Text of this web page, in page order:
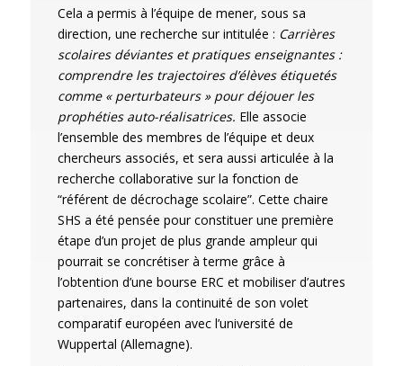
Cela a permis à l’équipe de mener, sous sa
direction, une recherche sur intitulée : Carrières
scolaires déviantes et pratiques enseignantes :
comprendre les trajectoires d’élèves étiquetés
comme « perturbateurs » pour déjouer les
prophéties auto-réalisatrices. Elle associe
l’ensemble des membres de l’équipe et deux
chercheurs associés, et sera aussi articulée à la
recherche collaborative sur la fonction de
“référent de décrochage scolaire”. Cette chaire
SHS a été pensée pour constituer une première
étape d’un projet de plus grande ampleur qui
pourrait se concrétiser à terme grâce à
l’obtention d’une bourse ERC et mobiliser d’autres
partenaires, dans la continuité de son volet
comparatif européen avec l’université de
Wuppertal (Allemagne).